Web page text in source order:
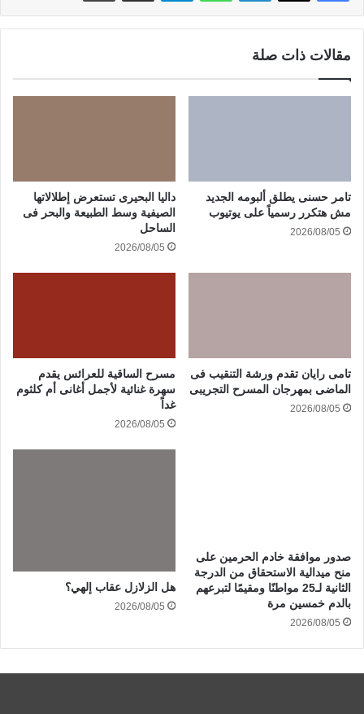
مقالات ذات صلة
تامر حسنى يطلق ألبومه الجديد
مش هتكرر رسمياً على يوتيوب
2026/08/05
داليا البحيرى تستعرض إطلالاتها
الصيفية وسط الطبيعة والبحر فى
الساحل
2026/08/05
تامى رايان تقدم ورشة التنقيب فى
الماضى بمهرجان المسرح التجريبى
2026/08/05
مسرح الساقية للعرائس يقدم
سهرة غنائية لأجمل أغانى أم كلثوم
غداً
2026/08/05
صدور موافقة خادم الحرمين على
منح ميدالية الاستحقاق من الدرجة
الثانية لـ25 مواطنًا ومقيمًا لتبرعهم
بالدم خمسين مرة
2026/08/05
هل الزلازل عقاب إلهي؟
2026/08/05